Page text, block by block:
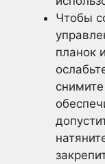
Чтобы
планок